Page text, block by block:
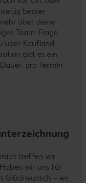
besser
über deine
Team. Frage
über Kaufland
gibt es ein
pro Termin
treffen wir
wir uns für
Glückwunsch – wir